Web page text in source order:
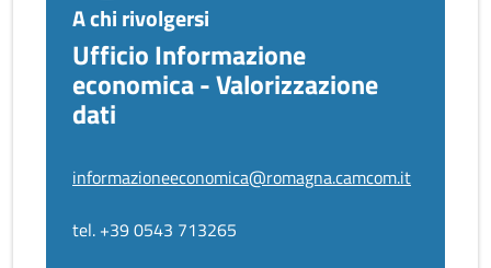
A chi rivolgersi
Ufficio Informazione
economica - Valorizzazione
dati
informazioneeconomica@romagna.camcom.it
tel. +39 0543 713265